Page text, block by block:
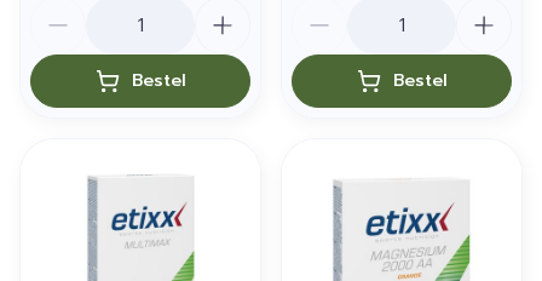
Bestel Bestel